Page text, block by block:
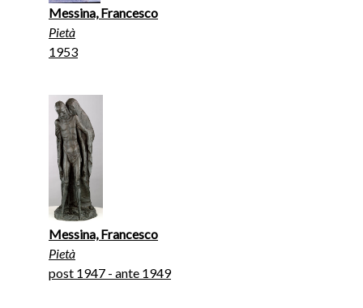
Messina, Francesco
Pietà
1953
Messina, Francesco
Pietà
post 1947 - ante 1949